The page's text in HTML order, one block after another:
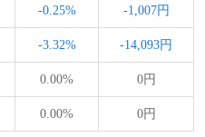
-0.25% -1,007円
-3.32% -14,093円
0.00% 0円
0.00% 0円